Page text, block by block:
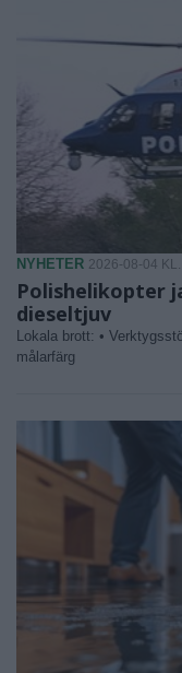
NYHETER 2026-08-04
Polishelikopter
dieseltjuv
Lokala brott: •
målarfärg